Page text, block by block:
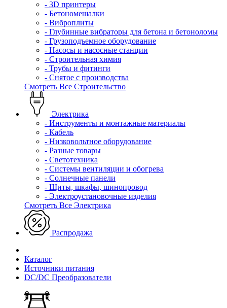
- 3D принтеры
- Бетономешалки
- Виброплиты
- Глубинные вибраторы для бетона и бетоноломы
- Грузоподъемное оборудование
- Насосы и насосные станции
- Строительная химия
- Трубы и фитинги
- Снятое с производства
Смотреть Все Строительство
Электрика
- Инструменты и монтажные материалы
- Кабель
- Низковольтное оборудование
- Разные товары
- Светотехника
- Системы вентиляции и обогрева
- Солнечные панели
- Щиты, шкафы, шинопровод
- Электроустановочные изделия
Смотреть Все Электрика
Распродажа
Каталог
Источники питания
DC/DC Преобразователи